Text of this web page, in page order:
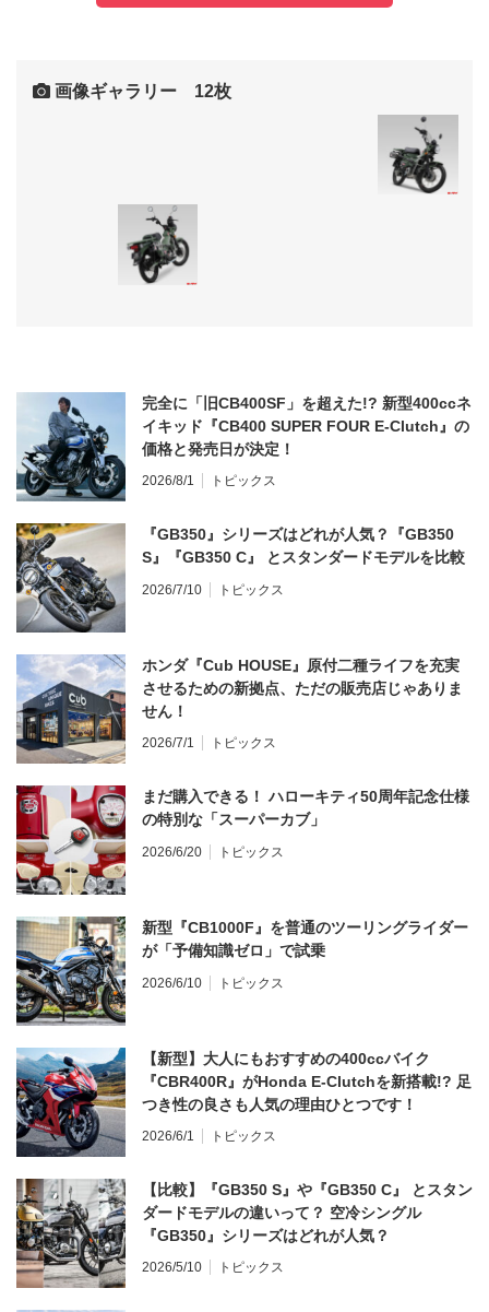
画像ギャラリー 12枚
完全に「旧CB400SF」を超えた!? 新型400ccネ
イキッド『CB400 SUPER FOUR E-Clutch』の
価格と発売日が決定！
2026/8/1 トピックス
『GB350』シリーズはどれが人気？『GB350
S』『GB350 C』 とスタンダードモデルを比較
2026/7/10 トピックス
ホンダ『Cub HOUSE』原付二種ライフを充実
させるための新拠点、ただの販売店じゃありま
せん！
2026/7/1 トピックス
まだ購入できる！ ハローキティ50周年記念仕様
の特別な「スーパーカブ」
2026/6/20 トピックス
新型『CB1000F』を普通のツーリングライダー
が「予備知識ゼロ」で試乗
2026/6/10 トピックス
【新型】大人にもおすすめの400ccバイク
『CBR400R』がHonda E-Clutchを新搭載!? 足
つき性の良さも人気の理由ひとつです！
2026/6/1 トピックス
【比較】『GB350 S』や『GB350 C』 とスタン
ダードモデルの違いって？ 空冷シングル
『GB350』シリーズはどれが人気？
2026/5/10 トピックス